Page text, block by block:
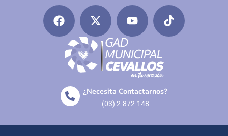
¿Necesita Contactarnos?
(03) 2-872-148